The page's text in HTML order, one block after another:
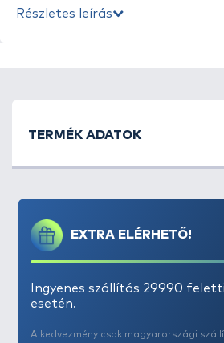
Részletes leírás
EXTRA ELÉRHETŐ!
Ingyenes szállítás 29990
esetén.
A kedvezmény csak magyarországi
TERMÉK ADATOK